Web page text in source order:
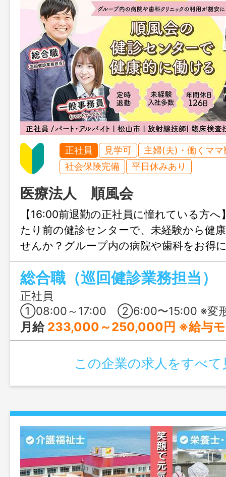
正社員 見学可
主婦(夫)・働くママ
社会保険完備
平日休みあり
医療法人 順風会
【16:00前退勤の正社員に憧れている方
たり前の健診センターで、未経験から健
せんか？グループ内の病院や歯科をお得
保育も完備！家族に「おかえり」が言え
方におすすめです。
総合職（巡回健診業務担当）
正社員
①08:00～17:00 ②6:00〜15:00 ※変形労働時間制（1ヶ月単位） ※巡回先により勤務時間の
月給 233,000～250,000円 ※給与モ
この企業の求人をすべて